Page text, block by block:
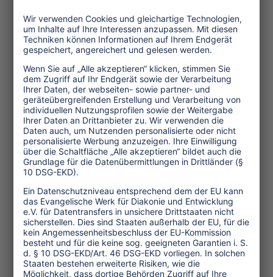
Themen
Tourismuspolitik
Kultur und Religion
Umwelt und Klima
Wirtschaft
Menschenrechte
Unternehmensverantwortung